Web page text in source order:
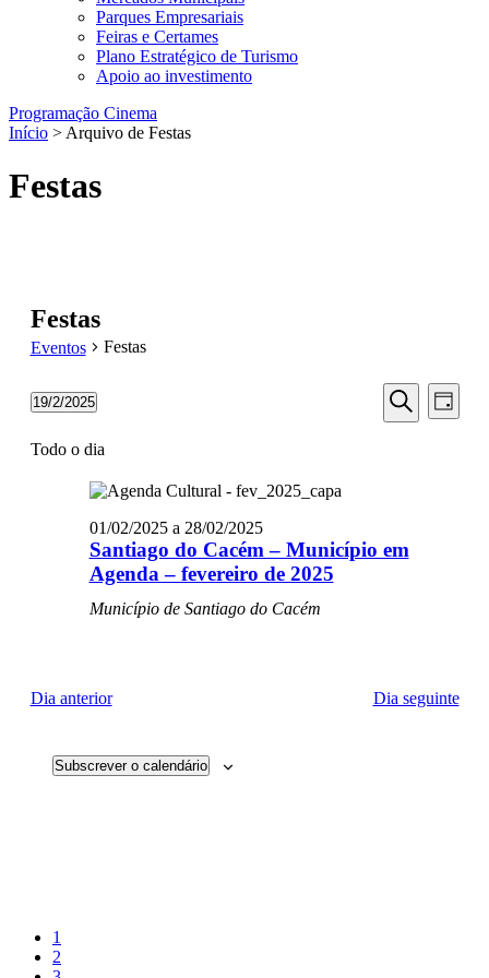
Parques Empresariais
Feiras e Certames
Plano Estratégico de Turismo
Apoio ao investimento
Programação Cinema
Início > Arquivo de Festas
Festas
Festas
Eventos Festas
Eventos
19/02/2025
de
de
Pesquisar
de
Dia
19/2/2025
a
data.
Todo o dia
Santiago do Cacém – Município em
Agenda – fevereiro de 2025
01/02/2025a 28/02/2025
Município de Santiago do Cacém
Dia anterior Dia seguinte
Subscrever o calendário
Página
1
Página
2